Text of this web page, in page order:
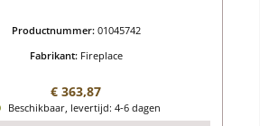
Productnummer: 01045742
Fabrikant: Fireplace
Normale prijs:
€ 363,87
Beschikbaar, levertijd: 4-6 dagen